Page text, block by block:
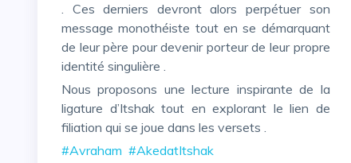
. Ces derniers devront alors perpétuer son
message monothéiste tout en se démarquant
de leur père pour devenir porteur de leur propre
identité singulière .
Nous proposons une lecture inspirante de la
ligature d’Itshak tout en explorant le lien de
filiation qui se joue dans les versets .
#Avraham #AkedatItshak